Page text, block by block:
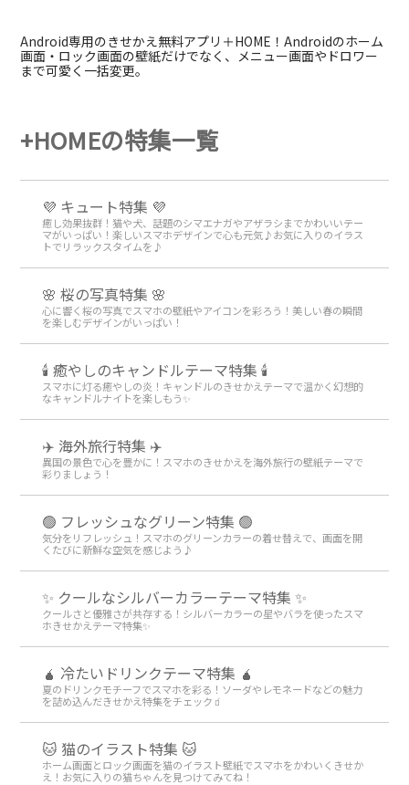
Android専用のきせかえ無料アプリ＋HOME！Androidのホーム
画面・ロック画面の壁紙だけでなく、メニュー画面やドロワー
まで可愛く一括変更。
+HOMEの特集一覧
💜 キュート特集 💜
癒し効果抜群！猫や犬、話題のシマエナガやアザラシまでかわいいテー
マがいっぱい！楽しいスマホデザインで心も元気♪お気に入りのイラス
トでリラックスタイムを♪
🌸 桜の写真特集 🌸
心に響く桜の写真でスマホの壁紙やアイコンを彩ろう！美しい春の瞬間
を楽しむデザインがいっぱい！
🕯️ 癒やしのキャンドルテーマ特集 🕯️
スマホに灯る癒やしの炎！キャンドルのきせかえテーマで温かく幻想的
なキャンドルナイトを楽しもう️✨️
✈️ 海外旅行特集 ✈️
異国の景色で心を豊かに！スマホのきせかえを海外旅行の壁紙テーマで
彩りましょう！
🟢 フレッシュなグリーン特集 🟢
気分をリフレッシュ！スマホのグリーンカラーの着せ替えで、画面を開
くたびに新鮮な空気を感じよう♪
✨ クールなシルバーカラーテーマ特集 ✨
クールさと優雅さが共存する！シルバーカラーの星やバラを使ったスマ
ホきせかえテーマ特集✨
🧉 冷たいドリンクテーマ特集 🧉
夏のドリンクモチーフでスマホを彩る！ソーダやレモネードなどの魅力
を詰め込んだきせかえ特集をチェック🧃
🐱 猫のイラスト特集 🐱
ホーム画面とロック画面を猫のイラスト壁紙でスマホをかわいくきせか
え！お気に入りの猫ちゃんを見つけてみてね！